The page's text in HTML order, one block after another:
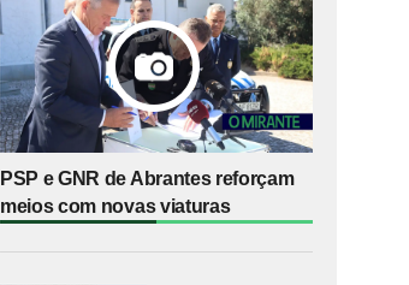
PSP e GNR de Abrantes reforçam
meios com novas viaturas